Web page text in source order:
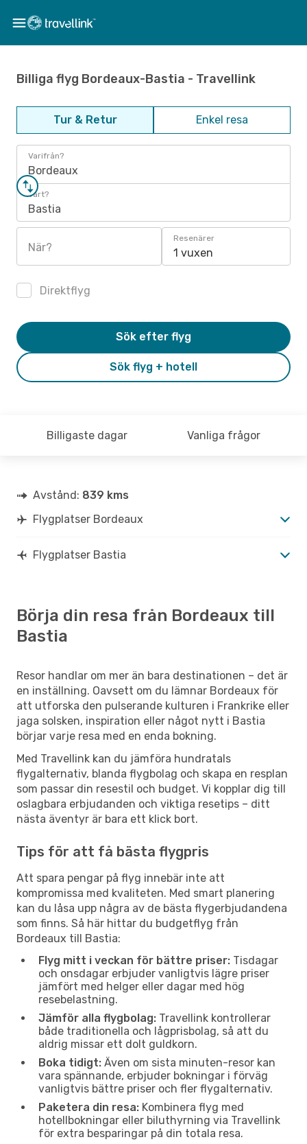
Billiga flyg Bordeaux-Bastia - Travellink
Tur & Retur Enkel resa
Varifrån?
Bordeaux
Vart?
Bastia
När?
Resenärer
1 vuxen
Direktflyg
Sök flyg + hotell
Sök efter flyg
Billigaste dagar Vanliga frågor
Avstånd: 839 kms
Flygplatser Bordeaux
Flygplatser Bastia
Börja din resa från Bordeaux till
Bastia
Resor handlar om mer än bara destinationen – det är
en inställning. Oavsett om du lämnar Bordeaux för
att utforska den pulserande kulturen i Frankrike eller
jaga solsken, inspiration eller något nytt i Bastia
börjar varje resa med en enda bokning.
Med Travellink kan du jämföra hundratals
flygalternativ, blanda flygbolag och skapa en resplan
som passar din resestil och budget. Vi kopplar dig till
oslagbara erbjudanden och viktiga resetips – ditt
nästa äventyr är bara ett klick bort.
Tips för att få bästa flygpris
Att spara pengar på flyg innebär inte att
kompromissa med kvaliteten. Med smart planering
kan du låsa upp några av de bästa flygerbjudandena
som finns. Så här hittar du budgetflyg från
Bordeaux till Bastia:
Flyg mitt i veckan för bättre priser: Tisdagar
och onsdagar erbjuder vanligtvis lägre priser
jämfört med helger eller dagar med hög
resebelastning.
Jämför alla flygbolag: Travellink kontrollerar
både traditionella och lågprisbolag, så att du
aldrig missar ett dolt guldkorn.
Boka tidigt: Även om sista minuten-resor kan
vara spännande, erbjuder bokningar i förväg
vanligtvis bättre priser och fler flygalternativ.
Paketera din resa: Kombinera flyg med
hotellbokningar eller biluthyrning via Travellink
för extra besparingar på din totala resa.